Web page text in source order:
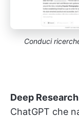
Conduci
Deep Research
ChatGPT che